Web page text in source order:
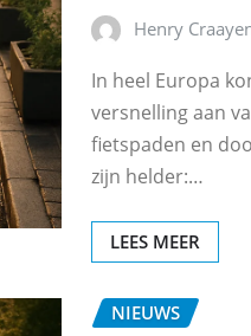
Henry
In heel Europa
versnelling aan
fietspaden en
zijn helder:…
LEES MEER
NIEUWS